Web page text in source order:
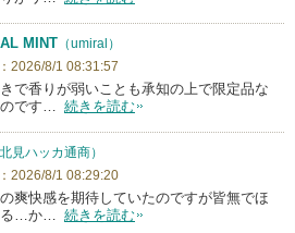
MINT （umiral）
2026/8/1 08:31:57
で香りが弱いことも承知の上で限定品な
のです… 続きを読む
北見ハッカ通商）
2026/8/1 08:29:20
爽快感を期待していたのですが皆無でほ
る…か… 続きを読む